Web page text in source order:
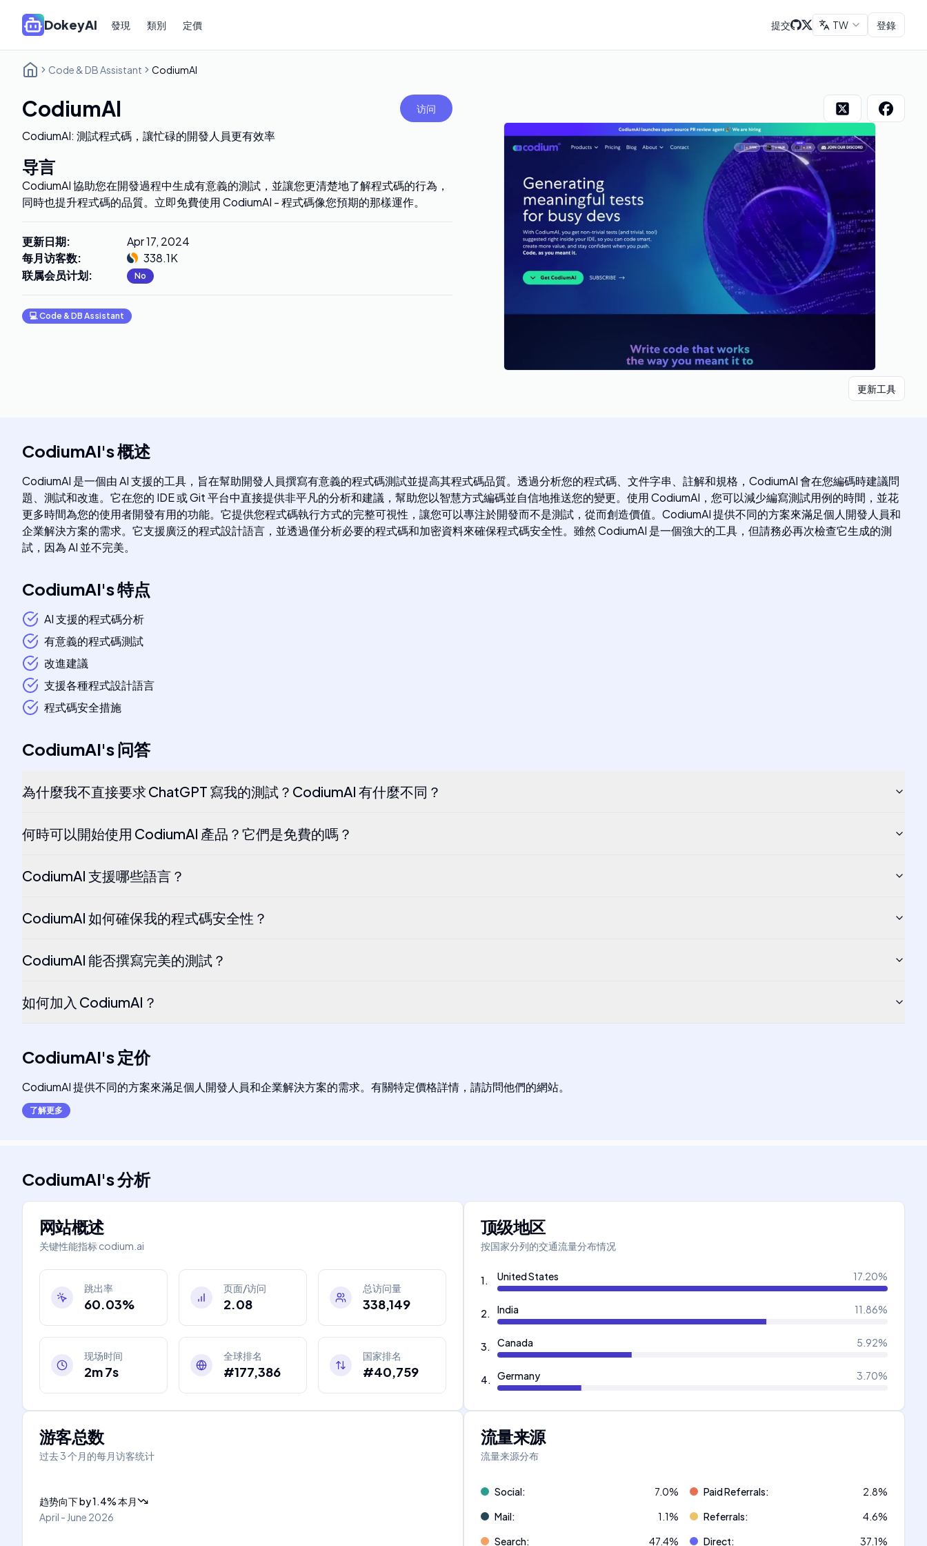
DokeyAI 發現 類別 定價 提交 TW 登錄
Code & DB Assistant CodiumAI
CodiumAI 访问
CodiumAI: 測試程式碼，讓忙碌的開發人員更有效率
导言
CodiumAI 協助您在開發過程中生成有意義的測試，並讓您更清楚地了解程式碼的行為，
同時也提升程式碼的品質。立即免費使用 CodiumAI - 程式碼像您預期的那樣運作。
更新日期:
Apr 17, 2024
每月访客数:
338.1K
联属会员计划: No
💻Code & DB Assistant
更新工具
CodiumAI's概述
CodiumAI 是一個由 AI 支援的工具，旨在幫助開發人員撰寫有意義的程式碼測試並提高其程式碼品質。透過分析您的程式碼、文件字串、註解和規格，CodiumAI 會在您編碼時建議問
題、測試和改進。它在您的 IDE 或 Git 平台中直接提供非平凡的分析和建議，幫助您以智慧方式編碼並自信地推送您的變更。使用 CodiumAI，您可以減少編寫測試用例的時間，並花
更多時間為您的使用者開發有用的功能。它提供您程式碼執行方式的完整可視性，讓您可以專注於開發而不是測試，從而創造價值。CodiumAI 提供不同的方案來滿足個人開發人員和
企業解決方案的需求。它支援廣泛的程式設計語言，並透過僅分析必要的程式碼和加密資料來確保程式碼安全性。雖然 CodiumAI 是一個強大的工具，但請務必再次檢查它生成的測
試，因為 AI 並不完美。
CodiumAI's特点
AI 支援的程式碼分析
有意義的程式碼測試
改進建議
支援各種程式設計語言
程式碼安全措施
CodiumAI's问答
為什麼我不直接要求 ChatGPT 寫我的測試？CodiumAI 有什麼不同？
何時可以開始使用 CodiumAI 產品？它們是免費的嗎？
CodiumAI 支援哪些語言？
CodiumAI 如何確保我的程式碼安全性？
CodiumAI 能否撰寫完美的測試？
如何加入 CodiumAI？
CodiumAI's 定价
CodiumAI 提供不同的方案來滿足個人開發人員和企業解決方案的需求。有關特定價格詳情，請訪問他們的網站。
了解更多
CodiumAI's分析
网站概述
关键性能指标codium.ai
跳出率
60.03%
页面/访问
2.08
总访问量
338,149
现场时间
2m 7s
全球排名
#177,386
国家排名
#40,759
顶级地区
按国家分列的交通流量分布情况
1. United States 17.20%
2. India 11.86%
3. Canada 5.92%
4. Germany 3.70%
游客总数
过去 3 个月的每月访客统计
趋势向下by1.4%本月
April - June 2026
流量来源
流量来源分布
Social: 7.0% Paid Referrals: 2.8%
Mail: 1.1% Referrals: 4.6%
Search: 47.4% Direct: 37.1%